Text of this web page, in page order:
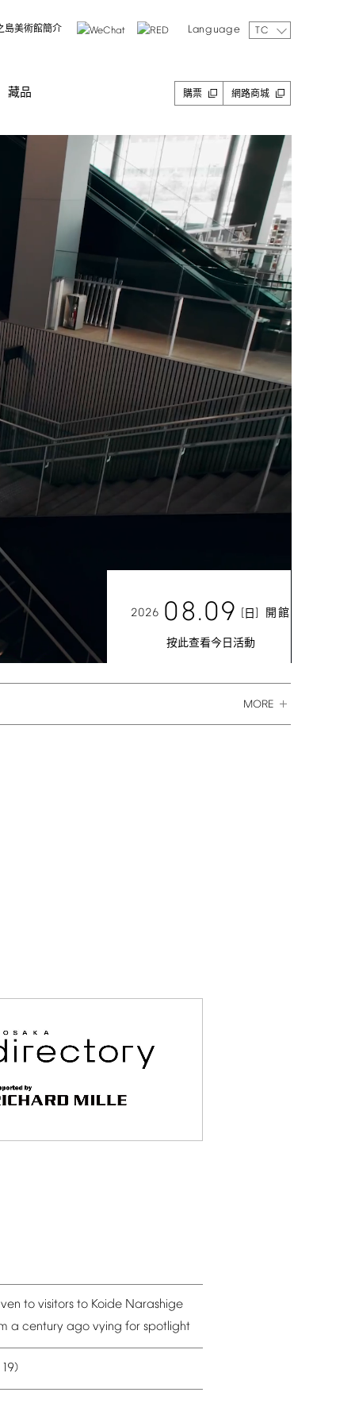
島美術館簡介 Language TC
藏品 購票 網路商城
2026 08.09 [日] 開館
按此查看今日活動
MORE
to visitors to Koide Narashige
a century ago vying for spotlight
19)